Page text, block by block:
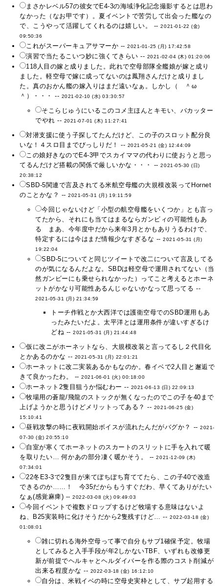
まさかレベル57の彼女でE4-3の海域浄化記念撮影するとは思わ
なかった（なお甲です）。夏イベントで苦労して出会った艦なの
で、こうやって活躍してくれるのは嬉しい。 --2021-01-22 (金)
09:50:36
これがスーパーキュアサマーか --2021-01-25 (月) 17:42:58
演習で当たるこいつ妙に強くてきらい -- 2021-02-04 (木) 01:20:06
118人目の嫁と成りました。此れで空母部隊全艦娘が嫁と成り
ました。軽空母で嫁に成ってないのは鳳翔さんだけと成りまし
た。真のおかん艦の嫁入りはまだ遠いなぁ。しかし（ ＾ω
＾）・・・ -- 2021-02-10 (水) 03:30:57
そこらじゅうにいるこのコメ主ほんとキモい、バカッター
でやれ -- 2021-07-01 (木) 11:27:41
対潜支援に使う子探してたんだけど、この子のスロット配分良
いな！４スロ目までびっしりだ！ -- 2021-05-21 (金) 12:44:09
この娘好きなのでE4-3甲でスカイママの代わりに使おうと思っ
てるんだけど搭載の関係で厳しいかな・・・ --2021-05-30 (日)
20:38:12
SBD-5関連で言及されてる米航空母艦の大規模改装ってHornet
のことかな？ --2021-05-31 (月) 19:11:59
今回じゃないけど「小型の航空母艦をいくつか」とも言っ
てたから、それにも当てはまるならガンビィの可能性もあ
る まあ、今年度中だから来年3月とかもありうるわけで、
特定するには今はまだ情報少なすぎるな --2021-05-31 (月)
19:22:04
SBD-5についてと同じツイートで改二について言及してる
のが気になるんだよな。SBDは軽空母で運用されてない（当
然ガンビーにも乗せられなかった）ってこと考えるとホーネ
ットがかなり可能性あるんじゃないかなって思ってる --
2021-05-31 (月) 21:34:59
トーチ作戦とか大西洋では護衛空母でのSBD運用もあ
ったみたいだよ。太平洋とは運用条件が違いすぎるけ
どね --2021-05-31 (月) 21:44:48
仮に改ニがホーネットなら、大規模改装と言ってるし２代目化
とかあるのかな -- 2021-05-31 (月) 22:01:21
ホーネットに改二実装あるかもなのか。春イベで2人目と邂逅で
きて良かったわ。 --2021-06-01 (火) 00:18:00
ホーネット2隻目狙うか悩むわー -- 2021-06-13 (日) 22:09:13
牧場用の蒼龍/飛龍のストックが無くなったのでこの子を40まで
上げようかと思うけどメリットってある？ -- 2021-06-25 (金)
15:10:41
昼戦攻撃の時に夜戦開始ボイスが流れたんだがバグか？ --2021-
07-30 (金) 20:55:10
自室が寒くてホーネットのスカートのスリットに手を入れて暖
を取りたい… 何かあの部分凄く暖かそう。 --2021-12-09 (木)
07:34:01
22冬E3-3で2隻目が来てぼちぼち育ててたら、この子40で改造
できるのか……！ 今35だからもうすぐだわ、早くてありがたい
なぁ(感覚麻痺) --2022-03-08 (火) 09:49:03
今回イベントで複数ドロップするけど牧場する意味はないよ
ね、B25実装時に化けそうだから2隻残すけど… --2022-03-18 (金)
01:08:01
雑に切れる海外空母って事で自分もサブ1確保予定。牧場
としてみると入手手段が年2しかないTBF、いずれも改修更
新が前提でヘルキャとヘルダイバーを作る際のコスト削減が
出来る程度かな -- 2022-03-18 (金) 16:12:10
自分は、米戦イベの時に空母史実枠として、サブ起用する